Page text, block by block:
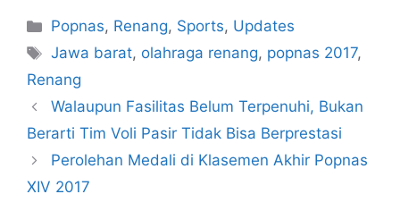
Popnas, Renang, Sports, Updates
Jawa barat, olahraga renang, popnas 2017,
Renang
Walaupun Fasilitas Belum Terpenuhi, Bukan
Berarti Tim Voli Pasir Tidak Bisa Berprestasi
Perolehan Medali di Klasemen Akhir Popnas
XIV 2017